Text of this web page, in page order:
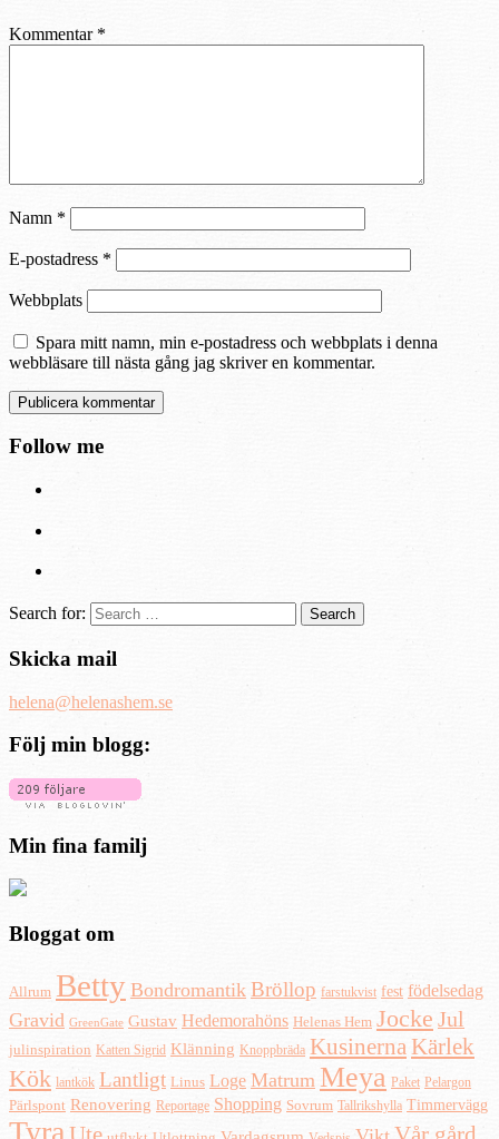
Kommentar *
Namn *
E-postadress *
Webbplats
Spara mitt namn, min e-postadress och webbplats i denna
webbläsare till nästa gång jag skriver en kommentar.
Follow me
Search for:
Skicka mail
helena@helenashem.se
Följ min blogg:
Min fina familj
Bloggat om
Allrum Betty Bondromantik Bröllop farstukvist fest födelsedag
Gravid GreenGate Gustav Hedemorahöns Helenas Hem Jocke Jul
julinspiration Katten Sigrid Klänning Knoppbräda KusinernaKärlek
Kök lantkök Lantligt Linus Loge Matrum Meya Paket Pelargon
Pärlspont Renovering Reportage Shopping Sovrum Tallrikshylla Timmervägg
Tyra